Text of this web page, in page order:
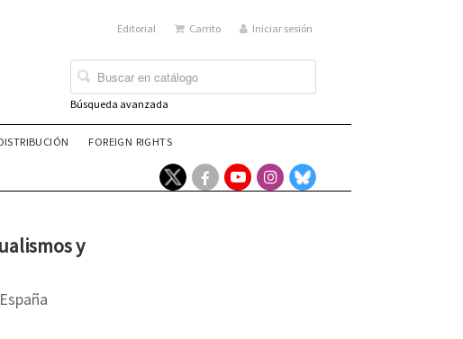
Editorial Carrito Iniciar sesión
Búsqueda avanzada
FOREIGN RIGHTS
y